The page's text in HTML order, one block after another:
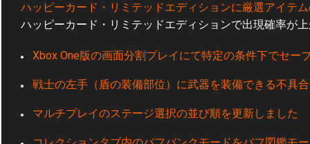
ハッピーカード・リミテッドエディションに厳選アイテ
ハッピーカード・リミテッドエディションで出現確率が
Xbox One版の画面分割プレイにて特定の条件下でセー
戦士の左手（盾の装備部位）に武器を装備できる不具
マルチプレイのステージ選択の並び順を更新しました